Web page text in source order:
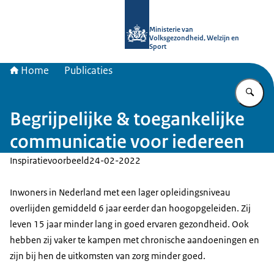
Ministerie van
Volksgezondheid, Welzijn en
Sport
Home Publicaties
Begrijpelijke & toegankelijke
communicatie voor iedereen
Inspiratievoorbeeld24-02-2022
Inwoners in Nederland met een lager opleidingsniveau
overlijden gemiddeld 6 jaar eerder dan hoogopgeleiden. Zij
leven 15 jaar minder lang in goed ervaren gezondheid. Ook
hebben zij vaker te kampen met chronische aandoeningen en
zijn bij hen de uitkomsten van zorg minder goed.